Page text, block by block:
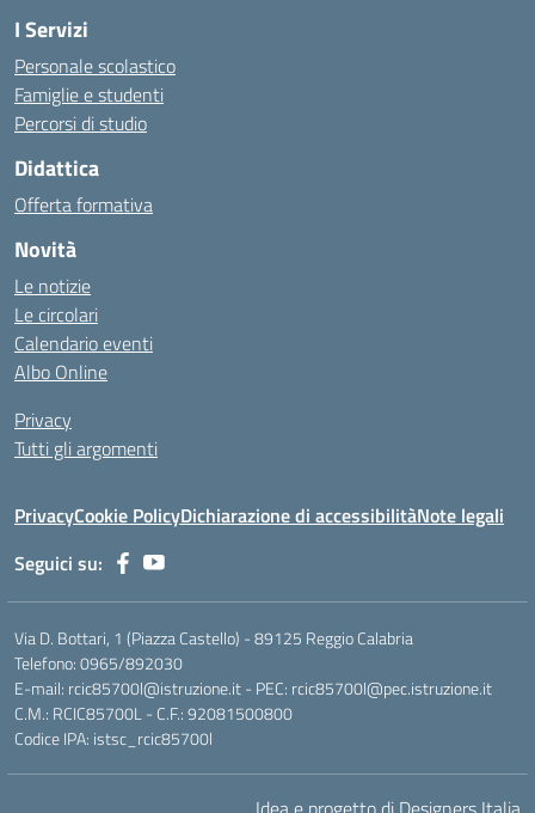
I Servizi
Personale scolastico
Famiglie e studenti
Percorsi di studio
Didattica
Offerta formativa
Novità
Le notizie
Le circolari
Calendario eventi
Albo Online
Privacy
Tutti gli argomenti
PrivacyCookie PolicyDichiarazione di accessibilitàNote legali
Seguici su:
Via D. Bottari, 1 (Piazza Castello) - 89125 Reggio Calabria
Telefono: 0965/892030
E-mail: rcic85700l@istruzione.it - PEC: rcic85700l@pec.istruzione.it
C.M.: RCIC85700L - C.F.: 92081500800
Codice IPA: istsc_rcic85700l